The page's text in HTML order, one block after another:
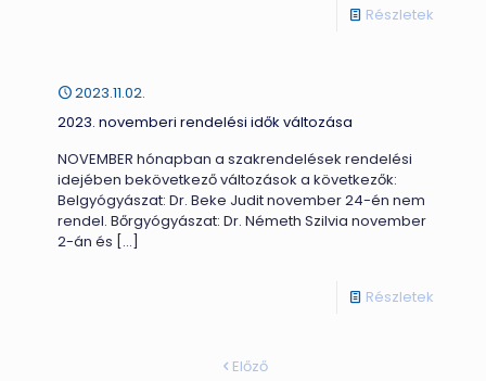
Részletek
2023.11.02.
2023. novemberi rendelési idők változása
NOVEMBER hónapban a szakrendelések rendelési
idejében bekövetkező változások a következők:
Belgyógyászat: Dr. Beke Judit november 24-én nem
rendel. Bőrgyógyászat: Dr. Németh Szilvia november
2-án és […]
Részletek
Előző